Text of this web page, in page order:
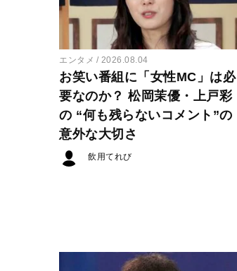
エンタメ 2026.08.04
お笑い番組に「女性MC」は必
要なのか？ 松岡茉優・上戸彩
の “何も残らないコメント”の
意外な大切さ
飲用てれび